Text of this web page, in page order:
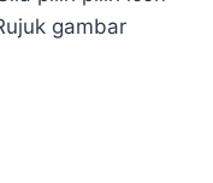
gambar